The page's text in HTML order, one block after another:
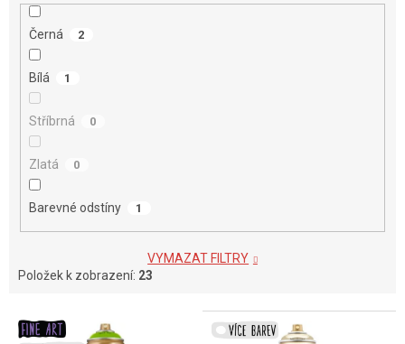
Černá 2
Bílá 1
Stříbrná 0
Zlatá 0
Barevné odstíny 1
VYMAZAT FILTRY
Položek k zobrazení: 23
V